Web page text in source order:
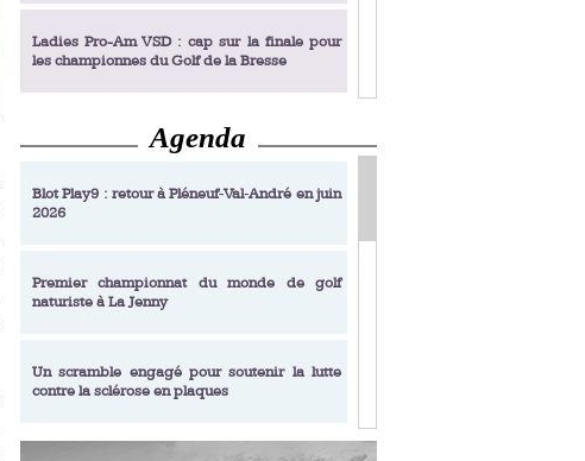
Ladies Pro-Am VSD : cap sur la finale pour
les championnes du Golf de la Bresse
Ladies Pro-Am VSD : Golf du Prieuré, elles
décrochent leur billet pour la finale
Enfin un livre de golf pensé pour les femmes
Ladies Pro-Am VSD : les premières
Académie Golf Barrière Julien Xanthopoulos,
Agenda
Blot Play9 : retour à Pléneuf‑Val‑André en juin
2026
Premier championnat du monde de golf
naturiste à La Jenny
Un scramble engagé pour soutenir la lutte
contre la sclérose en plaques